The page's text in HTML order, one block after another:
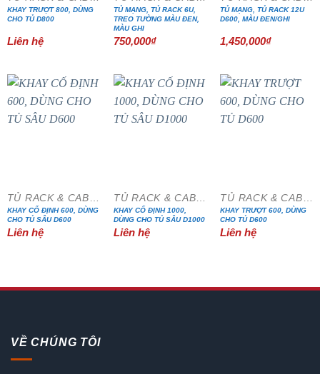
KHAY TRƯỢT 800, DÙNG
CHO TỦ D800
Liên hệ
TỦ MẠNG, TỦ RACK 6U,
TREO TƯỜNG MÀU ĐEN,
MÀU GHI
750,000₫
TỦ MẠNG, TỦ RACK 12U
D600, MÀU ĐEN/GHI
1,450,000₫
TỦ RACK & CABINET
KHAY CỐ ĐỊNH 600, DÙNG
CHO TỦ SÂU D600
Liên hệ
TỦ RACK & CABINET
KHAY CỐ ĐỊNH 1000,
DÙNG CHO TỦ SÂU D1000
Liên hệ
TỦ RACK & CABINET
KHAY TRƯỢT 600, DÙNG
CHO TỦ D600
Liên hệ
VỀ CHÚNG TÔI